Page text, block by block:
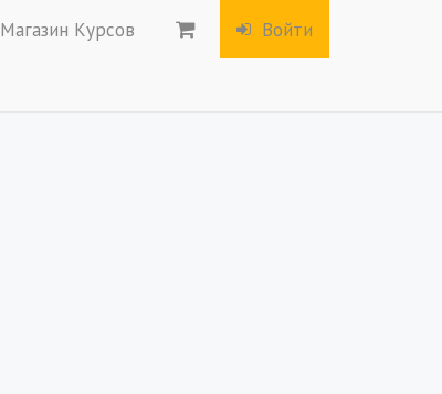
Магазин Курсов Войти